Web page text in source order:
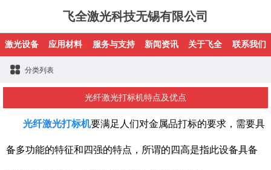
飞全激光科技无锡有限公司
激光设备 应用材料 服务与支持 新闻资讯 关于飞全 联系我们
分类列表
光纤激光打标机特点及优点
光纤激光打标机要满足人们对金属品打标的要求，需要具
备多功能的特征和四强的特点，所谓的四高是指此设备具备